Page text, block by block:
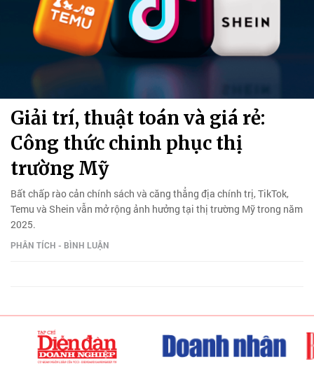
Giải trí, thuật toán và giá rẻ:
Công thức chinh phục thị
trường Mỹ
Bất chấp rào cản chính sách và căng thẳng địa chính trị, TikTok,
Temu và Shein vẫn mở rộng ảnh hưởng tại thị trường Mỹ trong năm
2025.
PHÂN TÍCH - BÌNH LUẬN